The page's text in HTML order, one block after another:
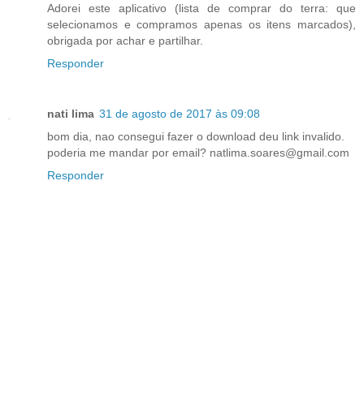
Adorei este aplicativo (lista de comprar do terra: que
selecionamos e compramos apenas os itens marcados),
obrigada por achar e partilhar.
Responder
nati lima 31 de agosto de 2017 às 09:08
bom dia, nao consegui fazer o download deu link invalido.
poderia me mandar por email? natlima.soares@gmail.com
Responder